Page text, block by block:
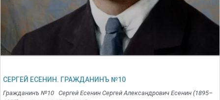
СЕРГЕЙ ЕСЕНИН. ГРАЖДАНИНЪ №10
Гражданинъ №10 Сергей Есенин Сергей Александрович Есенин (1895–